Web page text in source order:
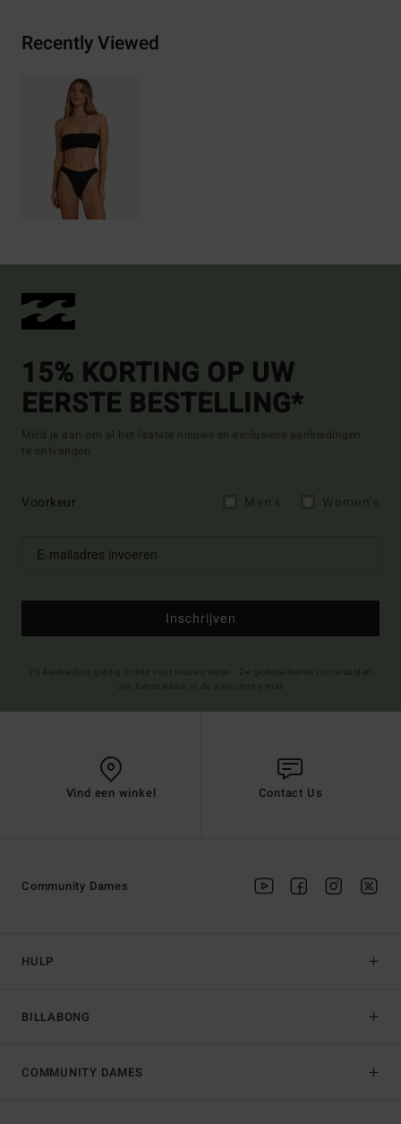
Recently Viewed
15% KORTING OP UW
EERSTE BESTELLING*
Meld je aan om al het laatste nieuws en exclusieve aanbiedingen
te ontvangen.
Voorkeur
Inschrijven
Vind een winkel Contact Us
HULP
BILLABONG
Community Dames
COMMUNITY DAMES